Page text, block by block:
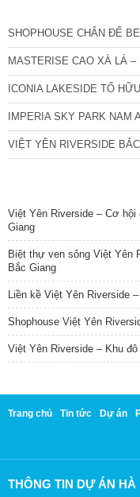
SHOPHOUSE CHÂN ĐẾ
MASTERISE CAO XÀ LÁ
ICONIA LAKESIDE TỐ
IMPERIA SKY PARK NAM
VIỆT YÊN RIVERSIDE
Việt Yên Riverside – Cơ
Giang
Biệt thự ven sông Việt Yên
Bắc Giang
Liền kề Việt Yên Riverside
Shophouse Việt Yên
Việt Yên Riverside – Khu
Trang chủ Tin tức Dự án
THÔNG TIN DỰ ÁN HÀ